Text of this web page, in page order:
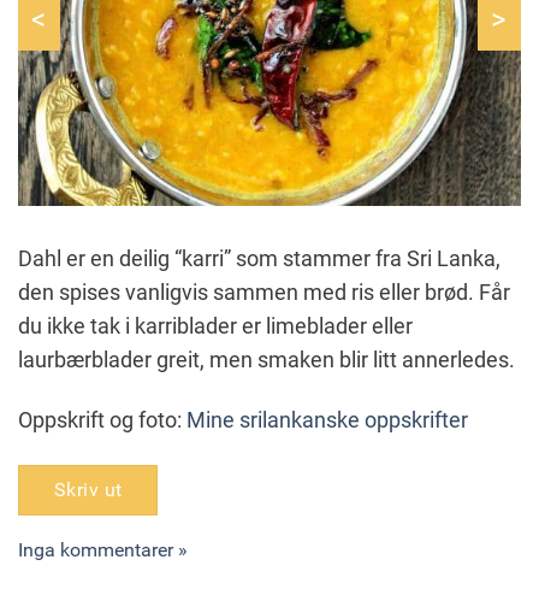
< >
Dahl er en deilig “karri” som stammer fra Sri Lanka,
den spises vanligvis sammen med ris eller brød. Får
du ikke tak i karriblader er limeblader eller
laurbærblader greit, men smaken blir litt annerledes.
Oppskrift og foto: Mine srilankanske oppskrifter
Skriv ut
Inga kommentarer »